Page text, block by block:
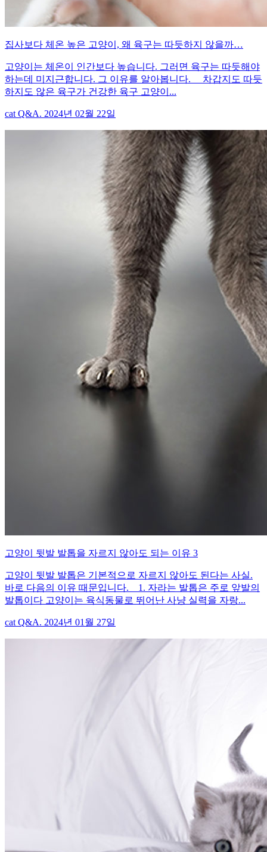
집사보다 체온 높은 고양이, 왜 육구는 따듯하지 않을까…
고양이는 체온이 인간보다 높습니다. 그러면 육구는 따듯해야
하는데 미지근합니다. 그 이유를 알아봅니다. 차갑지도 따듯
하지도 않은 육구가 건강한 육구 고양이...
cat Q&A. 2024년 02월 22일
고양이 뒷발 발톱을 자르지 않아도 되는 이유 3
고양이 뒷발 발톱은 기본적으로 자르지 않아도 된다는 사실.
바로 다음의 이유 때문입니다. 1. 자라는 발톱은 주로 앞발의
발톱이다 고양이는 육식동물로 뛰어난 사냥 실력을 자랑...
cat Q&A. 2024년 01월 27일